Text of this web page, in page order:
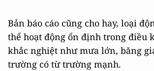
Bản báo cáo cũng cho hay, loại
thể hoạt động ổn định trong điều
khắc nghiệt như mưa lớn, băng
trường có từ trường mạnh.